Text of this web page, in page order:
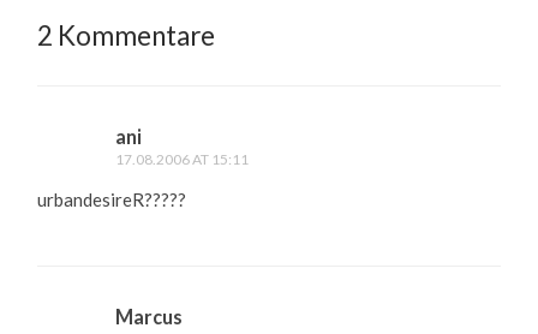
2 Kommentare
ani
17.08.2006 AT 15:11
urbandesireR?????
Marcus